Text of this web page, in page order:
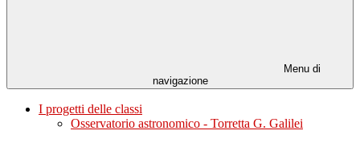
Menu di
navigazione
I progetti delle classi
Osservatorio astronomico - Torretta G. Galilei